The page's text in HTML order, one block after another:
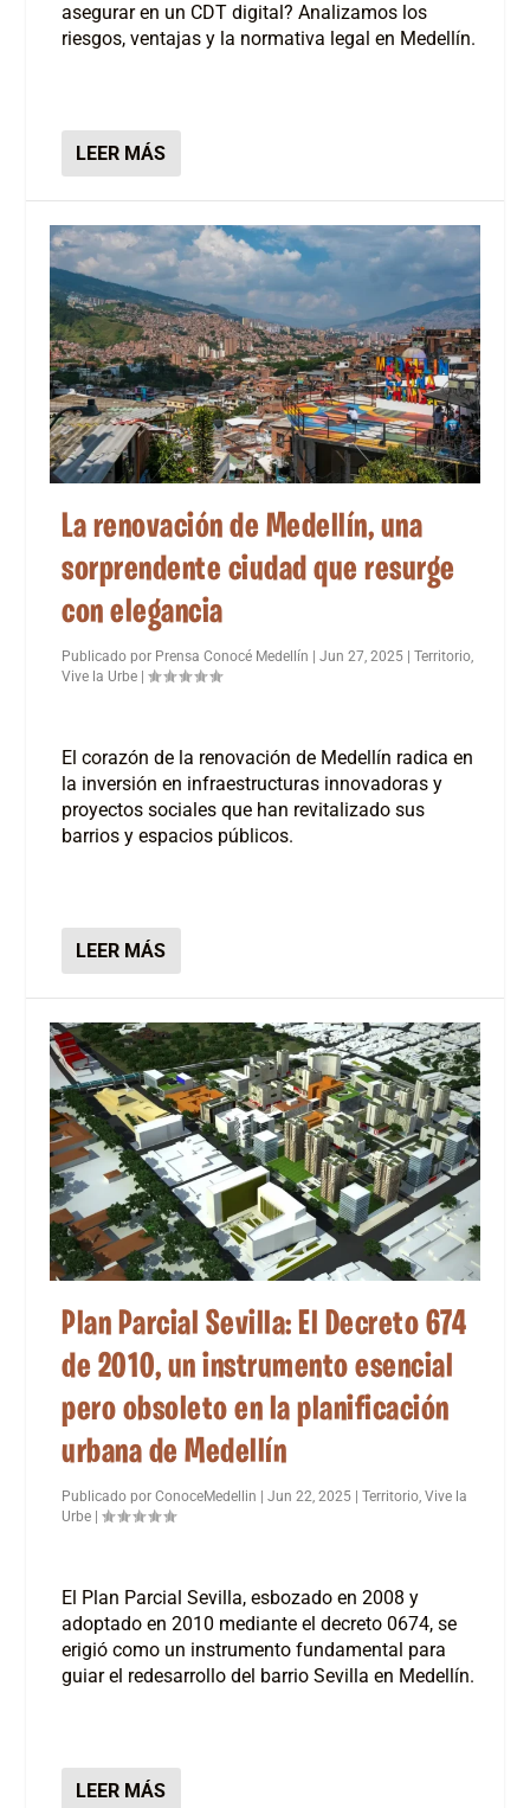
asegurar en un CDT digital? Analizamos los
riesgos, ventajas y la normativa legal en Medellín.
LEER MÁS
La renovación de Medellín, una
sorprendente ciudad que resurge
con elegancia
Publicado por Prensa Conocé Medellín |Jun 27, 2025 |Territorio
Vive la Urbe |
El corazón de la renovación de Medellín radica en
la inversión en infraestructuras innovadoras y
proyectos sociales que han revitalizado sus
barrios y espacios públicos.
LEER MÁS
Plan Parcial Sevilla: El Decreto 674
de 2010, un instrumento esencial
pero obsoleto en la planificación
urbana de Medellín
Publicado porConoceMedellin |Jun 22, 2025 |Territorio ,Vive la
Urbe |
El Plan Parcial Sevilla, esbozado en 2008 y
adoptado en 2010 mediante el decreto 0674, se
erigió como un instrumento fundamental para
guiar el redesarrollo del barrio Sevilla en Medellín.
LEER MÁS